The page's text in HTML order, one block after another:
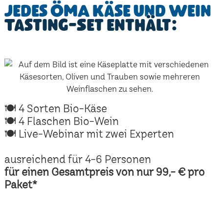
Jedes ÖMA Käse und Wein
Tasting-Set enthält:
🍽 4 Sorten Bio-Käse
🍽 4 Flaschen Bio-Wein
🍽 Live-Webinar mit zwei Experten
ausreichend für 4-6 Personen
für einen Gesamtpreis von nur 99,- € pro
Paket*